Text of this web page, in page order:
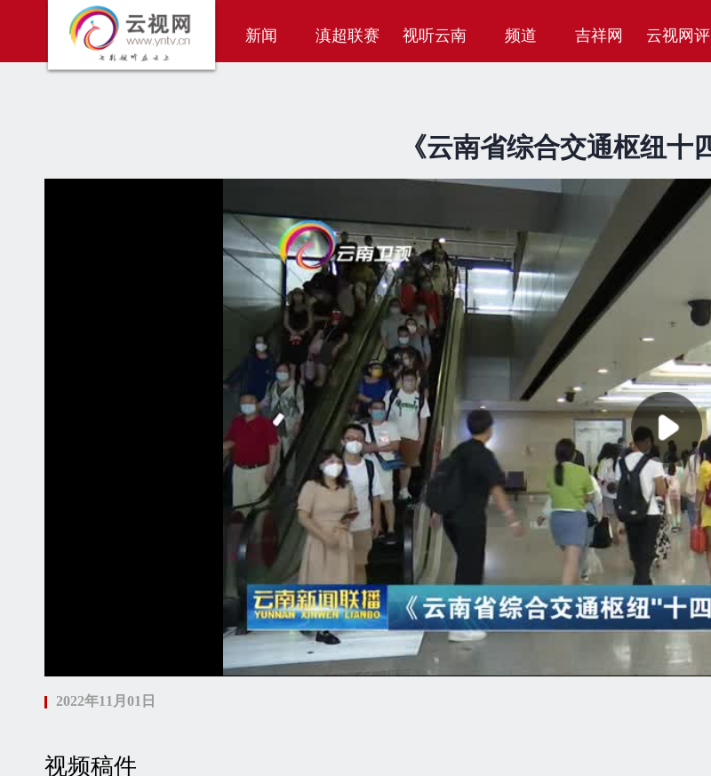
新闻 滇超联赛 视听云南 频道 吉祥网 云视网评
《云南省综合交通枢纽十
2022年11月01日
视频稿件